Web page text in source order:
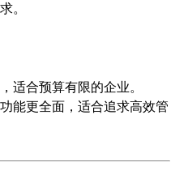
。
适合预算有限的企业。
能更全面，适合追求高效管